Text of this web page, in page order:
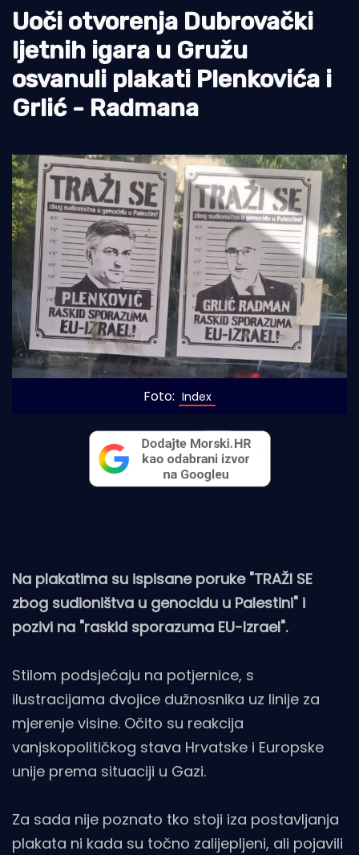
Pomorstvo
Ribolov
Ekologija
Tradicija i kultura
Uoči otvorenja Dubrovački
ljetnih igara u Gružu
osvanuli plakati Plenkovića i
Grlić - Radmana
Foto: Index
Na plakatima su ispisane poruke "TRAŽI SE
zbog sudioništva u genocidu u Palestini" i
pozivi na "raskid sporazuma EU-Izrael".
Stilom podsjećaju na potjernice, s
ilustracijama dvojice dužnosnika uz linije za
mjerenje visine. Očito su reakcija
vanjskopolitičkog stava Hrvatske i Europske
unije prema situaciji u Gazi.
Za sada nije poznato tko stoji iza postavljanja
plakata ni kada su točno zalijepljeni, ali pojavili